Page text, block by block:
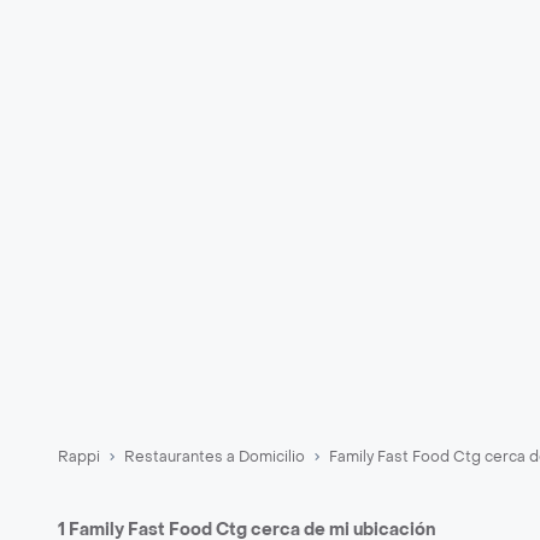
Rappi Restaurantes a Domicilio Family Fast Food Ctg cerca
1 Family Fast Food Ctg cerca de mi ubicación